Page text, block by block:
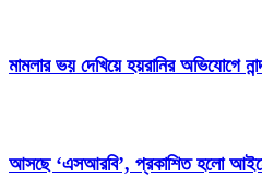
মামলার ভয় দেখিয়ে হয়রানির অভিযোগে
আসছে ‘এসআরবি’, প্রকাশিত হলো